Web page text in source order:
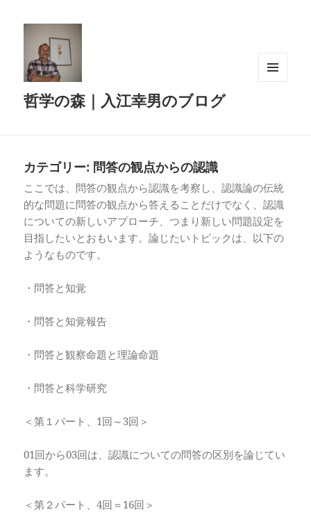
哲学の森｜入江幸男のブログ
カテゴリー: 問答の観点からの認識
ここでは、問答の観点から認識を考察し、認識論の伝統
的な問題に問答の観点から答えることだけでなく、認識
についての新しいアプローチ、つまり新しい問題設定を
目指したいとおもいます。論じたいトピックは、以下の
ようなものです。
・問答と知覚
・問答と知覚報告
・問答と観察命題と理論命題
・問答と科学研究
＜第１パート、1回～3回＞
01回から03回は、認識についての問答の区別を論じてい
ます。
＜第２パート、4回＝16回＞